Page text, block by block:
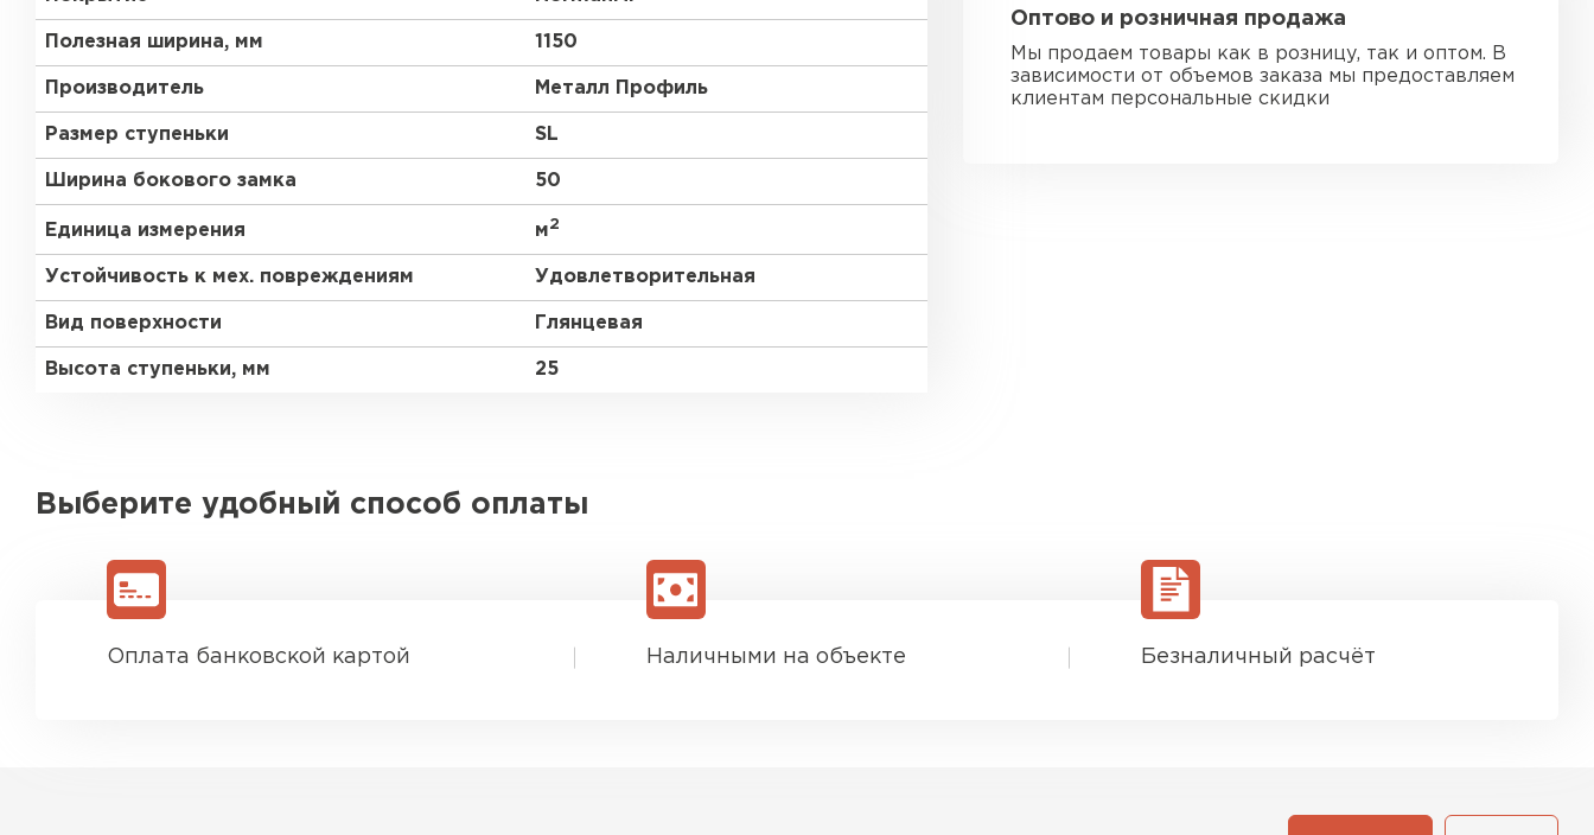
Полезная ширина, мм 1150
Производитель Металл Профиль
Размер ступеньки SL
Ширина бокового замка 50
Единица измерения м2
Устойчивость к мех. повреждениям Удовлетворительная
Вид поверхности Глянцевая
Высота ступеньки, мм 25
Оптово и розничная продажа
Мы продаем товары как в розницу, так и оптом. В
зависимости от объемов заказа мы предоставляем
клиентам персональные скидки
Выберите удобный способ оплаты
Оплата банковской картой Наличными на объекте Безналичный расчёт